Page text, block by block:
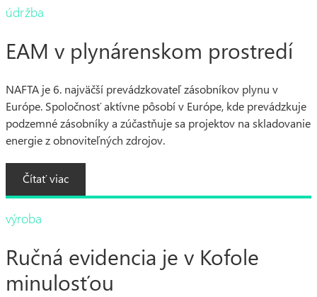
údržba
EAM v plynárenskom prostredí
NAFTA je 6. najväčší prevádzkovateľ zásobníkov plynu v
Európe. Spoločnosť aktívne pôsobí v Európe, kde prevádzkuje
podzemné zásobníky a zúčastňuje sa projektov na skladovanie
energie z obnoviteľných zdrojov.
Čítať viac
výroba
Ručná evidencia je v Kofole
minulosťou